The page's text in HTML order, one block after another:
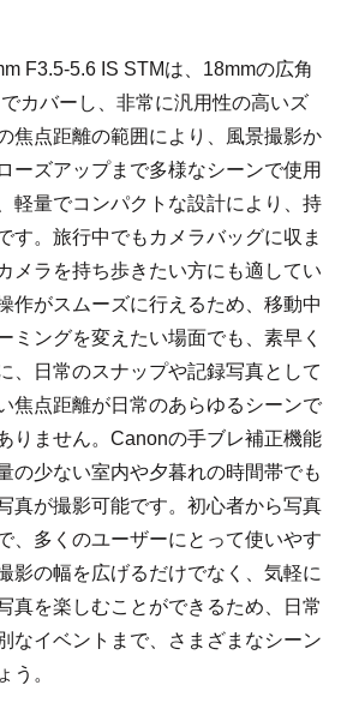
F3.5-5.6 IS STMは、18mmの広角
カバーし、非常に汎用性の高いズ
焦点距離の範囲により、風景撮影か
ーズアップまで多様なシーンで使用
軽量でコンパクトな設計により、持
す。旅行中でもカメラバッグに収ま
メラを持ち歩きたい方にも適してい
作がスムーズに行えるため、移動中
ミングを変えたい場面でも、素早く
、日常のスナップや記録写真として
焦点距離が日常のあらゆるシーンで
りません。Canonの手ブレ補正機能
の少ない室内や夕暮れの時間帯でも
真が撮影可能です。初心者から写真
、多くのユーザーにとって使いやす
影の幅を広げるだけでなく、気軽に
真を楽しむことができるため、日常
なイベントまで、さまざまなシーン
う。